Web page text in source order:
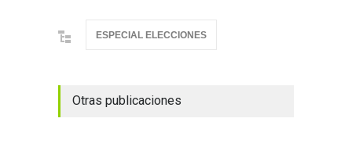
ESPECIAL ELECCIONES
Otras publicaciones